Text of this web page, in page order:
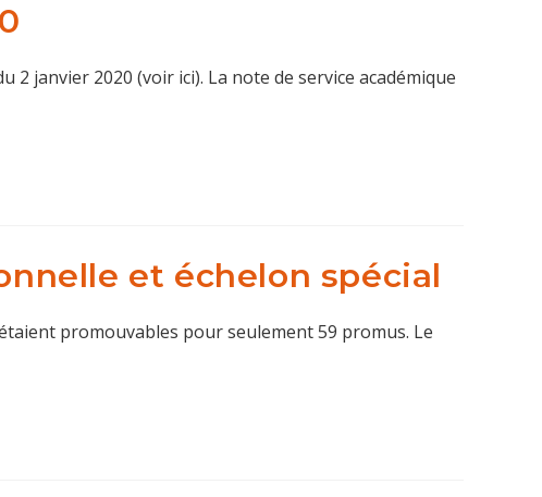
janvier 2020 (voir ici). La note de service académique
et échelon spécial
promouvables pour seulement 59 promus. Le